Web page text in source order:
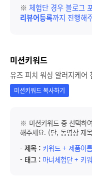
※ 체험단 경우 블로그
리뷰어등록까지 진행해
미션키워드
유즈 피치 워싱 알러지케어
미션키워드 복사하기
※ 미션키워드 중 선택하여
해주세요. (단, 동영상 제
- 제목 : 키워드 + 제품이름
- 태그 : 마녀체험단 + 키